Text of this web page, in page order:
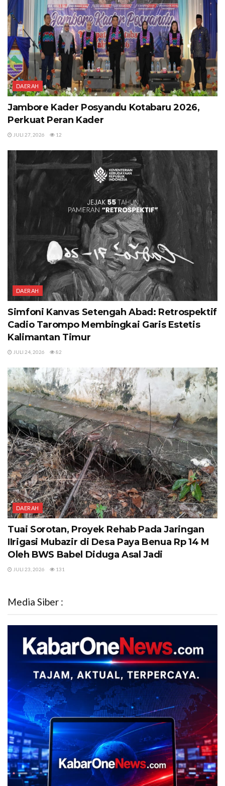
DAERAH
Jambore Kader Posyandu Kotabaru 2026,
Perkuat Peran Kader
JULI 27, 2026 12
DAERAH
Simfoni Kanvas Setengah Abad: Retrospektif
Cadio Tarompo Membingkai Garis Estetis
Kalimantan Timur
JULI 24, 2026 82
DAERAH
Tuai Sorotan, Proyek Rehab Pada Jaringan
IIrigasi Mubazir di Desa Paya Benua Rp 14 M
Oleh BWS Babel Diduga Asal Jadi
JULI 23, 2026 131
Media Siber :